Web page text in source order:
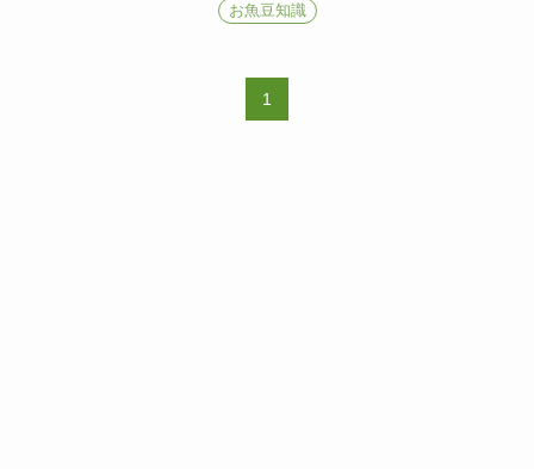
お魚豆知識
1